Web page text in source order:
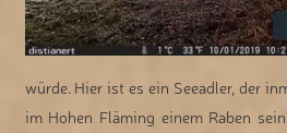
würde. Hier ist es ein Seeadler, der
im Hohen Fläming einem Raben